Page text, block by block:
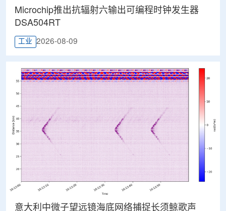
Microchip推出抗辐射六输出可编程时钟发生器
DSA504RT
工业 2026-08-09
意大利中微子望远镜海底网络捕捉长须鲸歌声